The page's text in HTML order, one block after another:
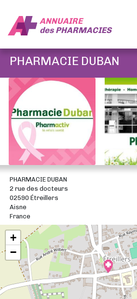
ANNUAIRE
desPHARMACIES
PHARMACIE DUBAN
PHARMACIE DUBAN
2 rue des docteurs
02590 Étreillers
Aisne
France
+
−